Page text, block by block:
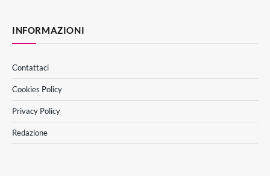
INFORMAZIONI
Contattaci
Cookies Policy
Privacy Policy
Redazione